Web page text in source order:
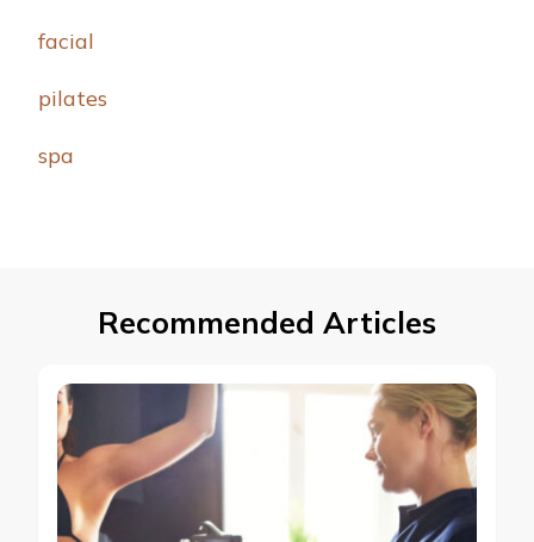
facial
pilates
spa
Recommended Articles